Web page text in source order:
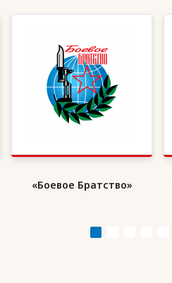
«Боевое Братство»